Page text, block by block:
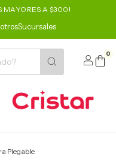
MAYORES A $300!
Sucursales
0
Plegable